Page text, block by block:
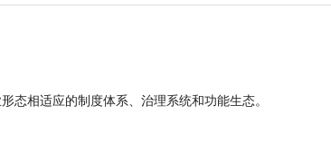
态相适应的制度体系、治理系统和功能生态。